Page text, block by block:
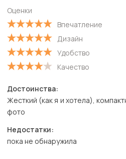
С высокой оценкой
С низкой оценкой
Оценки
Впечатление
Дизайн
Удобство
Качество
Достоинства:
Жесткий (как я и хотела),
фото
Недостатки:
пока не обнаружила